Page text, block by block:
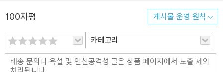
(…) 새로운 현실에 대해 ‘생각’하거나 사랑하는 이가 이미 회복되었으
면 좋겠다고 ‘소망’하는 것만으로는 부족하다. (…) 양자 가능성을 선
택하기 위해서는, 그 존재 방식에 따라 살아야 한다. 네빌의 말대로,
우리는 새로운 가능성에 우리 자신을 내맡겨서, ‘더 이상 옛 상태가 아
닌 새로운 상태에 살면서, 그 상태를 사랑해야’ 하는 것이다. 이는 더
100자평 게시물 운영 원칙
카테고리